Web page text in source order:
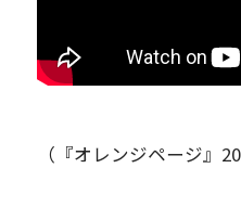
（『オレンジページ』